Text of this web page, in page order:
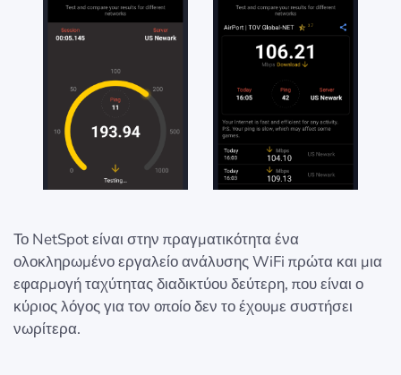
Το NetSpot είναι στην πραγματικότητα ένα
ολοκληρωμένο εργαλείο ανάλυσης WiFi πρώτα και μια
εφαρμογή ταχύτητας διαδικτύου δεύτερη, που είναι ο
κύριος λόγος για τον οποίο δεν το έχουμε συστήσει
νωρίτερα.